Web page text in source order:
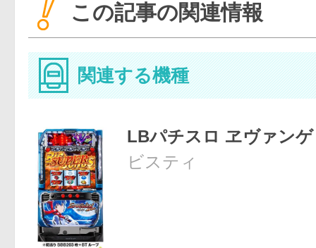
この記事の関連情報
関連する機種
LBパチスロ ヱヴァン
ビスティ